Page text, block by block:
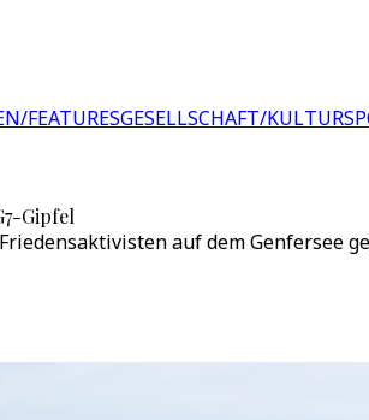
FEATURESGESELLSCHAFT/KULTUR
Gipfel
auf dem Genfersee